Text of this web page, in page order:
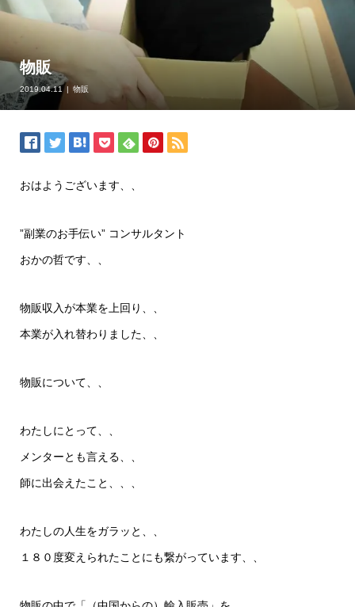
物販
2019.04.11 物販
おはようございます、、
”副業のお手伝い” コンサルタント
おかの哲です、、
物販収入が本業を上回り、、
本業が入れ替わりました、、
物販について、、
わたしにとって、、
メンターとも言える、、
師に出会えたこと、、、
わたしの人生をガラッと、、
１８０度変えられたことにも繋がっています、、